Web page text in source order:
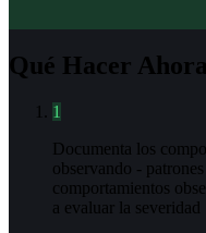
Qué Hacer
1
Documenta los
observando -
comportamientos
a evaluar la severidad